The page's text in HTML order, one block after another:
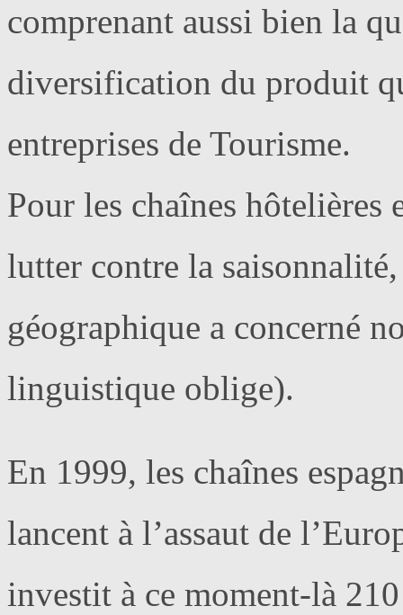
comprenant aussi bien la
diversification du produit
entreprises de Tourisme.
Pour les chaînes hôtelières
lutter contre la
géographique a concerné
linguistique oblige).
En 1999, les chaînes
lancent à l’assaut de
investit à ce moment-là